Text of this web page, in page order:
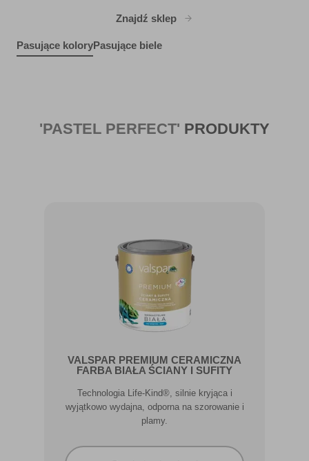
Znajdź sklep
Pasujące koloryPasujące biele
'PASTEL PERFECT' PRODUKTY
VALSPAR PREMIUM CERAMICZNA
FARBA BIAŁA ŚCIANY I SUFITY
Technologia Life-Kind®, silnie kryjąca i
wyjątkowo wydajna, odporna na szorowanie i
plamy.